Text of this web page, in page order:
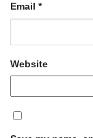
Email *
Website